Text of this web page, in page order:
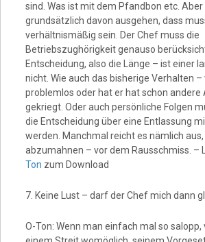
sind. Was ist mit dem Pfandbon etc.
grundsätzlich davon ausgehen, dass
verhältnismäßig sein. Der Chef muss die
Betriebszughörigkeit genauso
Entscheidung, also die Länge – ist einer
nicht. Wie auch das bisherige Verhalten –
problemlos oder hat er hat schon andere
gekriegt. Oder auch persönliche Folgen
die Entscheidung über eine Entlassung
werden. Manchmal reicht es nämlich
abzumahnen – vor dem Rausschmiss. –
Ton zum Download
7. Keine Lust – darf der Chef mich dann
O-Ton: Wenn man einfach mal so salopp,